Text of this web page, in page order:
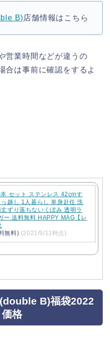
B)店舗情報はこちら
営業時間などが違うの
合は事前に確認をするよ
セット ステンレス 42cmす
越し 1人暮らし 単身赴任 洗
ずり落ちないくぼみ 透明ラ
ー 送料無料 HAPPY MAG【レ
無料) (2021/9/11時点)
B)福袋2022
格